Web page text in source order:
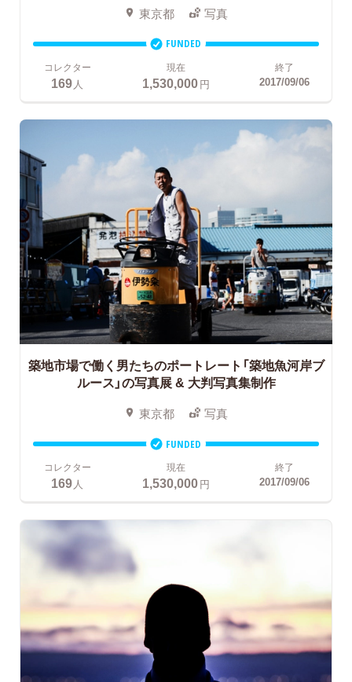
東京都 写真
FUNDED
コレクター
169 人
現在
1,530,000円
終了
2017/09/06
築地市場で働く男たちのポートレート「築地魚河岸ブ
ルース」の写真展 & 大判写真集制作
東京都 写真
FUNDED
コレクター
169人
現在
1,530,000円
終了
2017/09/06